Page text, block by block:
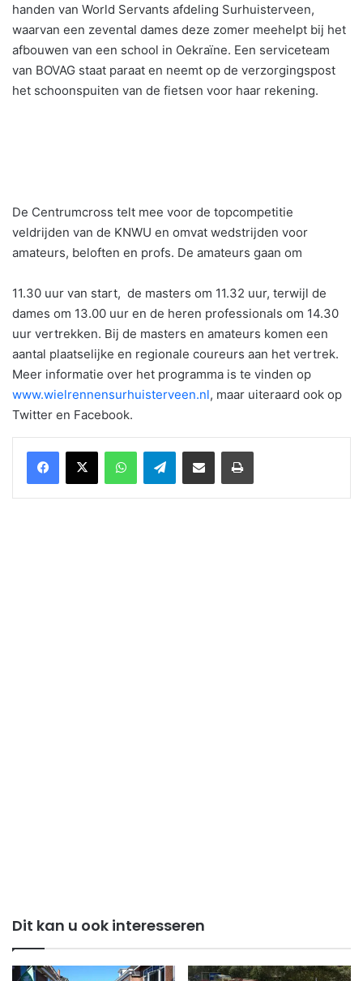
handen van World Servants afdeling Surhuisterveen,
waarvan een zevental dames deze zomer meehelpt bij het
afbouwen van een school in Oekraïne. Een serviceteam
van BOVAG staat paraat en neemt op de verzorgingspost
het schoonspuiten van de fietsen voor haar rekening.
De Centrumcross telt mee voor de topcompetitie
veldrijden van de KNWU en omvat wedstrijden voor
amateurs, beloften en profs. De amateurs gaan om
11.30 uur van start, de masters om 11.32 uur, terwijl de
dames om 13.00 uur en de heren professionals om 14.30
uur vertrekken. Bij de masters en amateurs komen een
aantal plaatselijke en regionale coureurs aan het vertrek.
Meer informatie over het programma is te vinden op
www.wielrennensurhuisterveen.nl, maar uiteraard ook op
Twitter en Facebook.
WhatsAppTelegramDelen via Email Print
Dit kan u ook interesseren